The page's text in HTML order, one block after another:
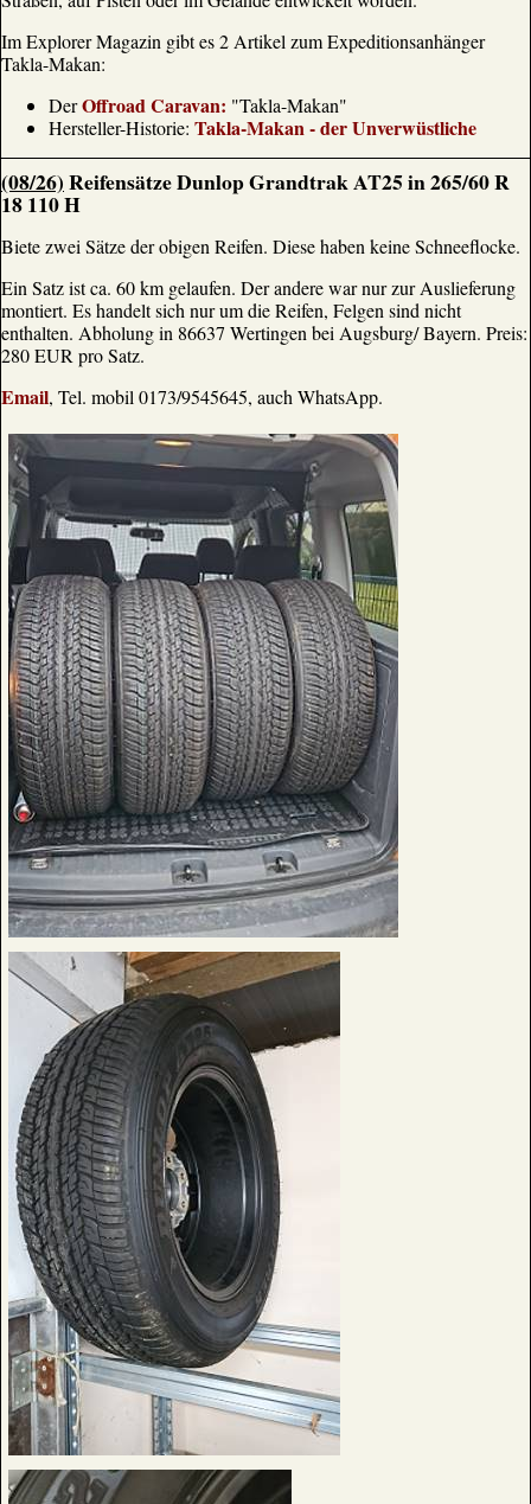
Im Explorer Magazin gibt es 2 Artikel zum Expeditionsanhänger
Takla-Makan:
DerOffroad Caravan: "Takla-Makan"
Hersteller-Historie: Takla-Makan - der Unverwüstliche
(08/26)Reifensätze Dunlop Grandtrak AT25 in 265/60 R
18 110 H
Biete zwei Sätze der obigen Reifen. Diese haben keine Schneeflocke.
Ein Satz ist ca. 60 km gelaufen. Der andere war nur zur Auslieferung
montiert. Es handelt sich nur um die Reifen, Felgen sind nicht
enthalten. Abholung in 86637 Wertingen bei Augsburg/ Bayern. Preis:
280 EUR pro Satz.
Email, Tel. mobil 0173/9545645, auch WhatsApp.